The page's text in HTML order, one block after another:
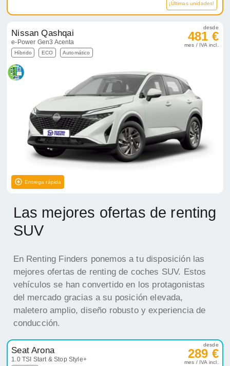
¡Últimas unidades!
Nissan Qashqai
e-Power Gen3 Acenta
Híbrido ECO Automático
desde
481 €
mes / IVA incl.
Entrega rápida
Las mejores ofertas de renting
SUV
En Renting Finders ponemos a tu disposición las
mejores ofertas de renting de coches SUV. Estos
vehículos se han convertido en los protagonistas
del mercado gracias a su posición elevada,
maletero amplio, diseño robusto y experiencia de
conducción.
Seat Arona
1.0 TSI Start & Stop Style+
desde
289 €
mes / IVA incl.